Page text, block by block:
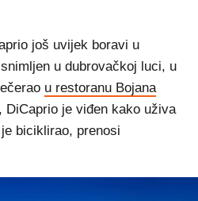
još uvijek boravi u
u dubrovačkoj luci, u
u restoranu Bojana
DiCaprio je viđen kako uživa
biciklirao, prenosi